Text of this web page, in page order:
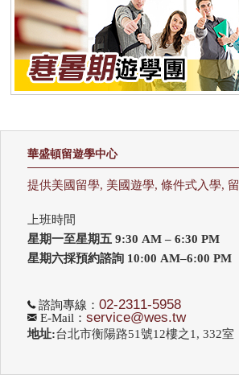
華盛頓留遊學中心
提供美國留學, 美國遊學, 條件式入學,
上班時間
星期一至星期五 9:30 AM – 6:30 PM
星期六採預約諮詢 10:00 AM–6:00 PM
諮詢專線： 02-2311-5958
E-Mail： service@wes.tw
地址:台北市衡陽路51號12樓之1, 332室